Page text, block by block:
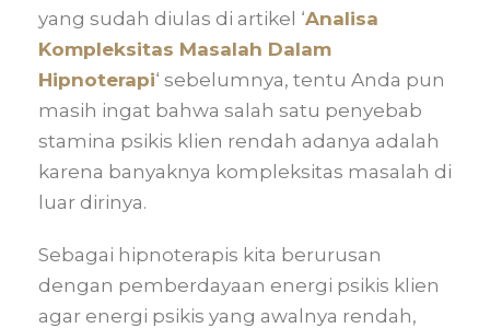
yang sudah diulas di artikel ‘Analisa
Kompleksitas Masalah Dalam
Hipnoterapi‘ sebelumnya, tentu Anda pun
masih ingat bahwa salah satu penyebab
stamina psikis klien rendah adanya adalah
karena banyaknya kompleksitas masalah di
luar dirinya.
Sebagai hipnoterapis kita berurusan
dengan pemberdayaan energi psikis klien
agar energi psikis yang awalnya rendah,